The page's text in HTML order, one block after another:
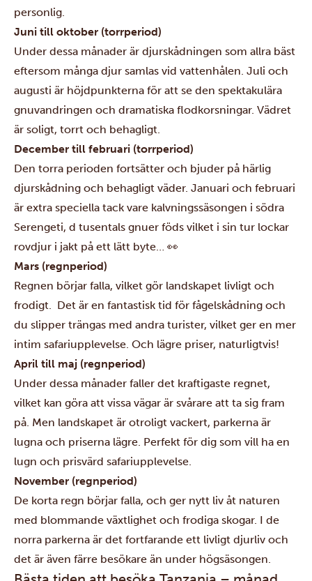
personlig.
Juni till oktober (torrperiod)
Under dessa månader är djurskådningen som allra bäst
eftersom många djur samlas vid vattenhålen. Juli och
augusti är höjdpunkterna för att se den spektakulära
gnuvandringen och dramatiska flodkorsningar. Vädret
är soligt, torrt och behagligt.
December till februari (torrperiod)
Den torra perioden fortsätter och bjuder på härlig
djurskådning och behagligt väder. Januari och februari
är extra speciella tack vare kalvningssäsongen i södra
Serengeti, d tusentals gnuer föds vilket i sin tur lockar
rovdjur i jakt på ett lätt byte… 👀
Mars (regnperiod)
Regnen börjar falla, vilket gör landskapet livligt och
frodigt. Det är en fantastisk tid för fågelskådning och
du slipper trängas med andra turister, vilket ger en mer
intim safariupplevelse. Och lägre priser, naturligtvis!
April till maj (regnperiod)
Under dessa månader faller det kraftigaste regnet,
vilket kan göra att vissa vägar är svårare att ta sig fram
på. Men landskapet är otroligt vackert, parkerna är
lugna och priserna lägre. Perfekt för dig som vill ha en
lugn och prisvärd safariupplevelse.
November (regnperiod)
De korta regn börjar falla, och ger nytt liv åt naturen
med blommande växtlighet och frodiga skogar. I de
norra parkerna är det fortfarande ett livligt djurliv och
det är även färre besökare än under högsäsongen.